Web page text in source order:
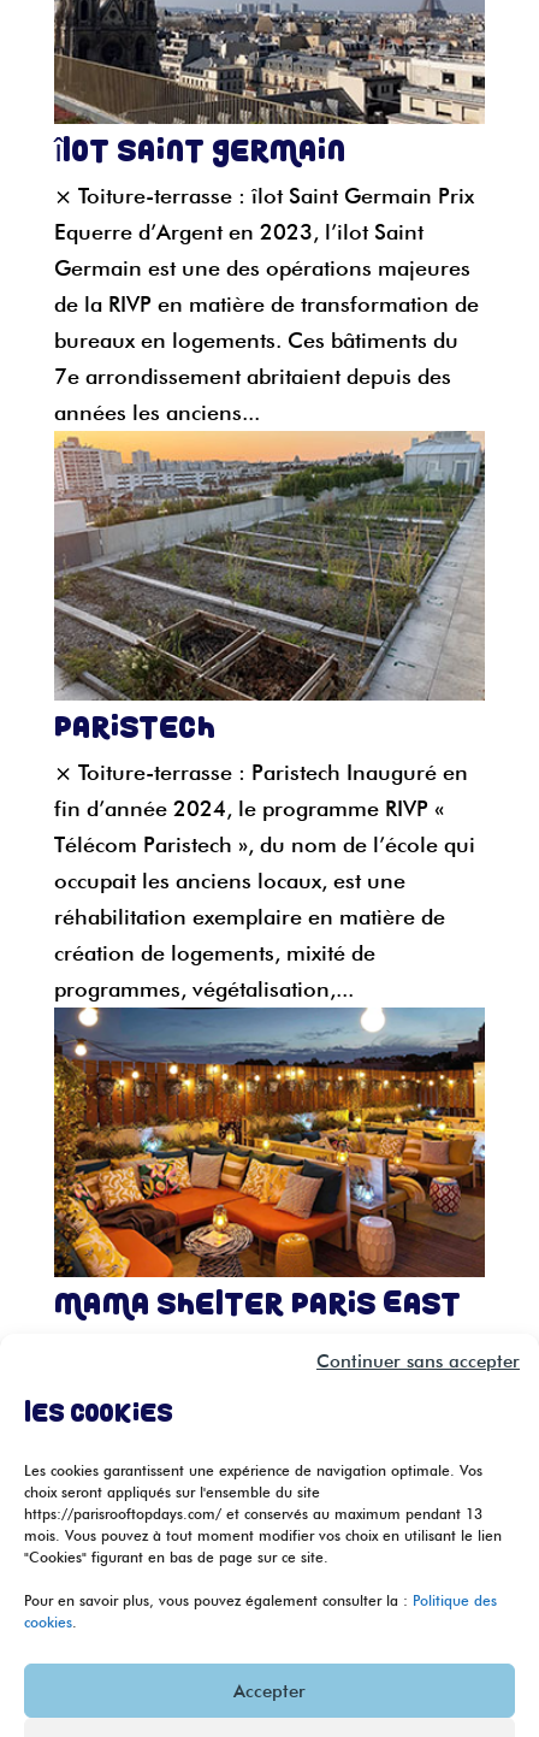
Les cookies
Les cookies garantissent une expérience de navigation optimale. Vos
choix seront appliqués sur l'ensemble du site
https://parisrooftopdays.com/ et conservés au maximum pendant 13
mois. Vous pouvez à tout moment modifier vos choix en utilisant le lien
"Cookies" figurant en bas de page sur ce site.
Pour en savoir plus, vous pouvez également consulter la : Politique des
cookies.
Accepter
Continuer sans accepter
îlot Saint Germain
× Toiture-terrasse : îlot Saint Germain Prix
Equerre d’Argent en 2023, l’ilot Saint
Germain est une des opérations majeures
de la RIVP en matière de transformation de
bureaux en logements. Ces bâtiments du
7e arrondissement abritaient depuis des
années les anciens...
Paristech
× Toiture-terrasse : Paristech Inauguré en
fin d’année 2024, le programme RIVP «
Télécom Paristech », du nom de l’école qui
occupait les anciens locaux, est une
réhabilitation exemplaire en matière de
création de logements, mixité de
programmes, végétalisation,...
Mama Shelter Paris East
× Toiture-terrasse : Mama Shelter Paris
arrondissement, le rooftop du Mama
estival, à l’abri de l’agitation urbaine.
Convivial et coloré, c’est le lieu parfait
pour se retrouver autour de mezzés...
« Entrées précédentes
contact@parisrooftopdays.com